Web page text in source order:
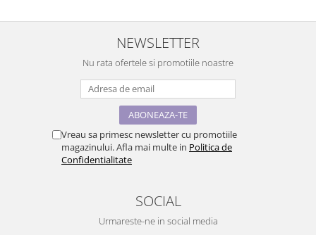
NEWSLETTER
Nu rata ofertele si promotiile noastre
Vreau sa primesc newsletter cu promotiile
magazinului. Afla mai multe in Politica de
Confidentialitate
SOCIAL
Urmareste-ne in social media